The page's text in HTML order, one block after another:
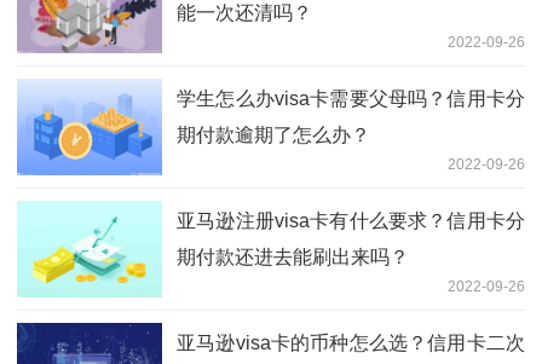
能一次还清吗？
2022-09-26
学生怎么办visa卡需要父母吗？信用卡分
期付款逾期了怎么办？
2022-09-26
亚马逊注册visa卡有什么要求？信用卡分
期付款还进去能刷出来吗？
2022-09-26
亚马逊visa卡的币种怎么选？信用卡二次